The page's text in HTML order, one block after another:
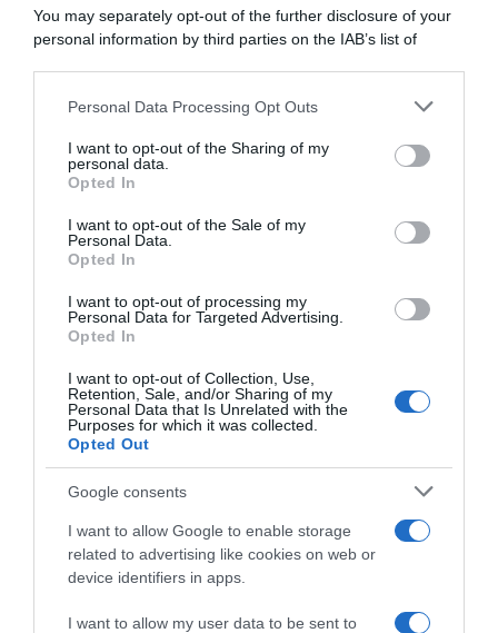
You may separately opt-out of the further disclosure of your
personal information by third parties on the IAB’s list of
This information may also be disclosed by us to third parties
disclose it to other third parties.
Please note that this website/app uses one or more Google
services and may gather and store information including but
not limited to your visit or usage behaviour. You may click to
grant or deny consent to Google and its third-party tags to
consent section.
Personal Data Processing Opt Outs
I want to opt-out of the Sharing of my
personal data.
Opted In
I want to opt-out of the Sale of my
Personal Data.
Opted In
I want to opt-out of processing my
Personal Data for Targeted Advertising.
Opted In
I want to opt-out of Collection, Use,
Retention, Sale, and/or Sharing of my
Personal Data that Is Unrelated with the
Purposes for which it was collected.
Opted Out
Google consents
I want to allow Google to enable storage
related to advertising like cookies on web or
device identifiers in apps.
I want to allow my user data to be sent to
ARTICOLI RECENTI
“A tavola con Csaba”: chelsea buns
Giusina Battaglia
“Giusina in cucina”: biscotti da inzuppo di Giusina Battaglia
“In cucina con Imma e Matteo”: tortino al cioccolato
“Camper”: semifreddo di yogurt e crumble